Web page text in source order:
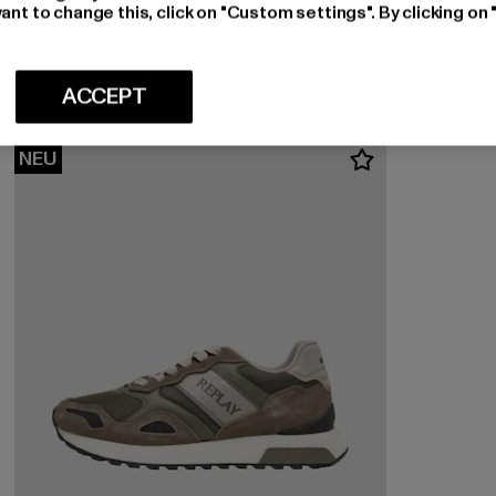
RAPID SENSE
NEU
to change this, click on "Custom settings". By clicking
ACCEPT